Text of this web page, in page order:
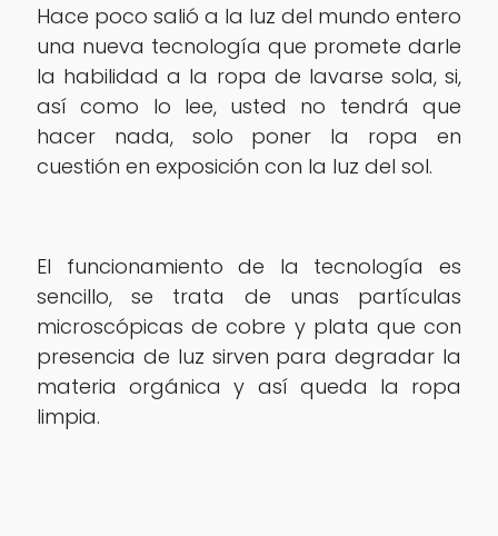
Hace poco salió a la luz del mundo entero
una nueva tecnología que promete darle
la habilidad a la ropa de lavarse sola, si,
así como lo lee, usted no tendrá que
hacer nada, solo poner la ropa en
cuestión en exposición con la luz del sol.
El funcionamiento de la tecnología es
sencillo, se trata de unas partículas
mi‎croscópicas de cobre y plata que con
presencia de luz sirven para degradar la
materia orgánica y así queda la ropa
limpia.